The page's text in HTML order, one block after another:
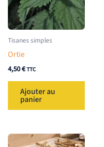
Tisanes simples
Ortie
4,50€TTC
Ajouter au
panier